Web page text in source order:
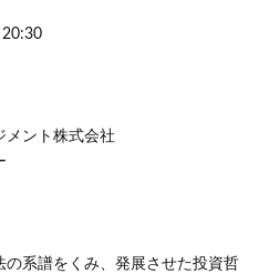
メント株式会社
の系譜をくみ、発展させた投資哲